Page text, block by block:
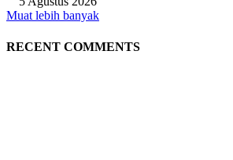
Muat lebih banyak
RECENT COMMENTS